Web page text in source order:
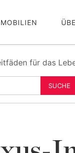
für das
SUCHE